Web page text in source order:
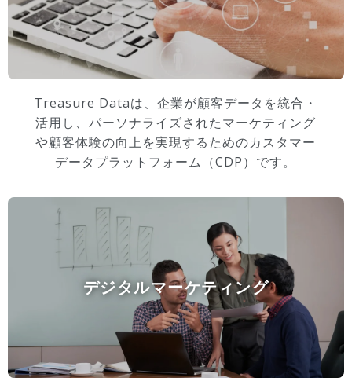
Treasure Dataは、企業が顧客データを統合・
活用し、パーソナライズされたマーケティング
や顧客体験の向上を実現するためのカスタマー
データプラットフォーム（CDP）です。
デジタルマーケティング